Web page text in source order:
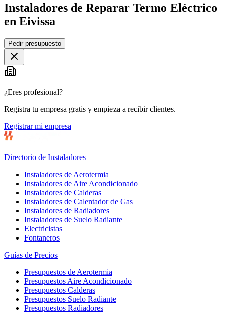
Instaladores de Reparar Termo Eléctrico
en Eivissa
+
−
Pedir presupuesto
¿Eres profesional?
Registra tu empresa gratis y empieza a recibir clientes.
Registrar mi empresa
Directorio de Instaladores
Instaladores de Aerotermia
Instaladores de Aire Acondicionado
Instaladores de Calderas
Instaladores de Calentador de Gas
Instaladores de Radiadores
Instaladores de Suelo Radiante
Electricistas
Fontaneros
Guías de Precios
Presupuestos de Aerotermia
Presupuestos Aire Acondicionado
Presupuestos Calderas
Presupuestos Suelo Radiante
Presupuestos Radiadores